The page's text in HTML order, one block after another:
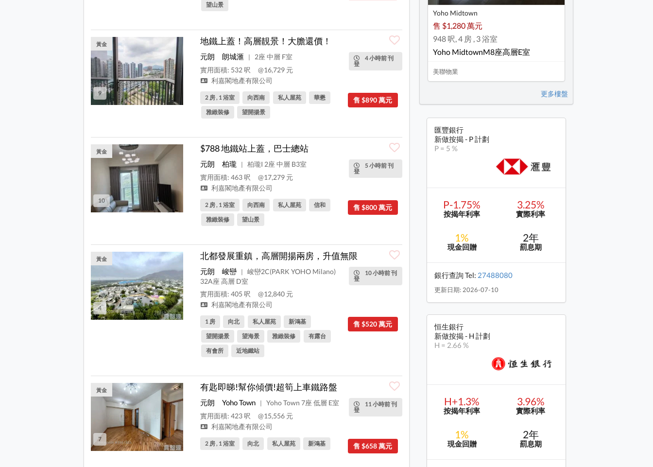
望山景
9
黃金 地鐵上蓋！高層靚景！大膽還價！
4 小時前 刊
登
元朗 朗城滙 |
2座 中層 F室
實用面積: 532 呎
@16,729 元
利嘉閣地產有限公司
售 $890 萬元
2 房 , 1 浴室 向西南 私人屋苑
華懋
雅緻裝修
望開揚景
10
黃金 $788 地鐵站上蓋，巴士總站
5 小時前 刊
登
元朗 柏瓏 |
柏瓏I 2座 中層 B3室
實用面積: 463 呎
@17,279 元
利嘉閣地產有限公司
售 $800 萬元
2 房 , 1 浴室 向西南 私人屋苑
信和
雅緻裝修
望山景
4
黃金 北都發展重鎮，高層開揚兩房，升值無限
10 小時前 刊
登
元朗 峻巒 |
峻巒2C(PARK YOHO Milano)
32A座 高層 D室
實用面積: 405 呎
@12,840 元
利嘉閣地產有限公司
售 $520 萬元
1 房 向北 私人屋苑
新鴻基
望開揚景
望海景 雅緻裝修
有露台
有會所
近地鐵站
7
黃金 有匙即睇!幫你傾價!超筍上車鐵路盤
11 小時前 刊
登
元朗 Yoho Town |
Yoho Town 7座 低層 E室
實用面積: 423 呎
@15,556 元
利嘉閣地產有限公司
售 $658 萬元
2 房 , 1 浴室 向北 私人屋苑 新鴻基
Yoho Midtown
售 $1,280 萬元
948 呎, 4 房 , 3 浴室
Yoho MidtownM8座高層E室
美聯物業
更多樓盤
匯豐銀行
新做按揭 - P 計劃
P = 5 %
P-1.75%
按揭年利率
3.25%
實際利率
1%
現金回贈
2年
罰息期
銀行查詢 Tel: 27488080
更新日期: 2026-07-10
恒生銀行
新做按揭 - H 計劃
H = 2.66 %
H+1.3%
按揭年利率
3.96%
實際利率
1%
現金回贈
2年
罰息期